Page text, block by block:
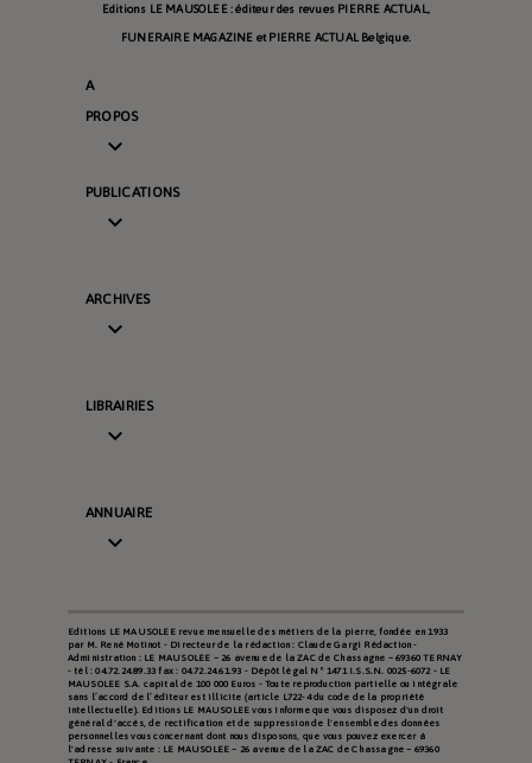
Editions LE MAUSOLEE : éditeur des revues PIERRE ACTUAL,
FUNERAIRE MAGAZINE et PIERRE ACTUAL Belgique.
A
PROPOS

PUBLICATIONS

ARCHIVES

LIBRAIRIES

ANNUAIRE

Editions LE MAUSOLEE revue mensuelle des métiers de la pierre, fondée en 1933
par M. René Motinot - Directeur de la rédaction : Claude Gargi Rédaction -
Administration : LE MAUSOLEE – 26 avenue de la ZAC de Chassagne – 69360 TERNAY
- tél : 04.72.24.89.33 fax : 04.72.24.61.93 - Dépôt légal N° 1471 I.S.S.N. 0025-6072 - LE
MAUSOLEE S.A. capital de 100 000 Euros - Toute reproduction partielle ou intégrale
sans l’accord de l’éditeur est illicite (article L722-4 du code de la propriété
intellectuelle). Editions LE MAUSOLEE vous informe que vous disposez d'un droit
général d'accès, de rectification et de suppression de l'ensemble des données
personnelles vous concernant dont nous disposons, que vous pouvez exercer à
l'adresse suivante : LE MAUSOLEE – 26 avenue de la ZAC de Chassagne – 69360